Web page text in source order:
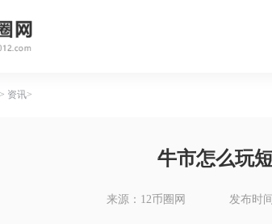
资讯
牛市怎么玩
来源：12币圈网 发布时